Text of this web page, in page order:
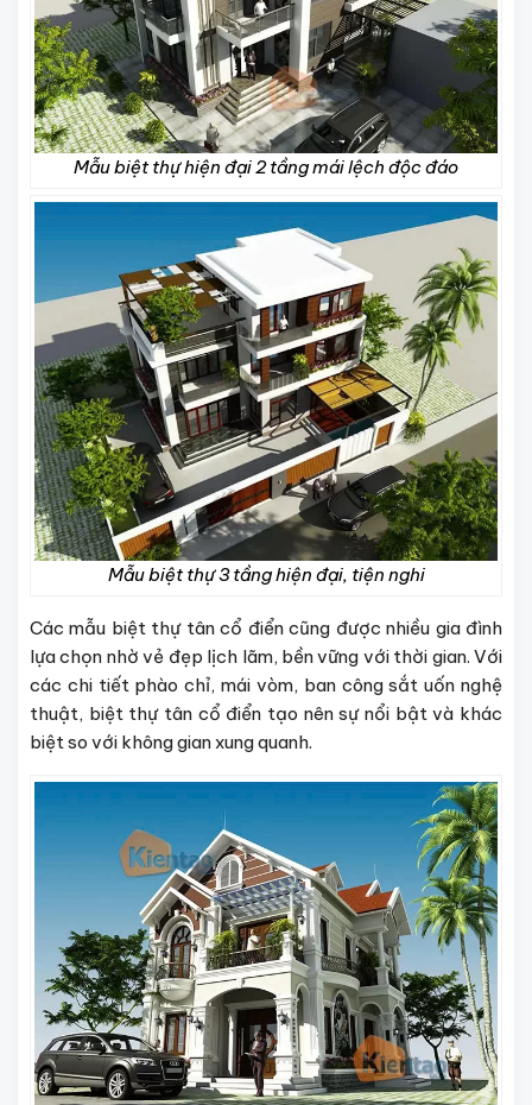
Mẫu biệt thự hiện đại 2 tầng mái lệch độc đáo
Mẫu biệt thự 3 tầng hiện đại, tiện nghi
Các mẫu biệt thự tân cổ điển cũng được nhiều gia đình
lựa chọn nhờ vẻ đẹp lịch lãm, bền vững với thời gian. Với
các chi tiết phào chỉ, mái vòm, ban công sắt uốn nghệ
thuật, biệt thự tân cổ điển tạo nên sự nổi bật và khác
biệt so với không gian xung quanh.